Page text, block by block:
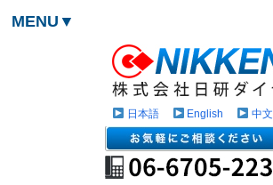
MENU▼
日本語 English 中文